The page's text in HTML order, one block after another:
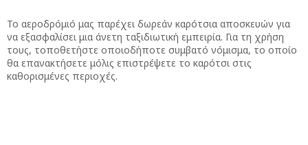
Το αεροδρόμιό μας παρέχει δωρεάν καρότσια αποσκευών για
να εξασφαλίσει μια άνετη ταξιδιωτική εμπειρία. Για τη χρήση
τους, τοποθετήστε οποιοδήποτε συμβατό νόμισμα, το οποίο
θα επανακτήσετε μόλις επιστρέψετε το καρότσι στις
καθορισμένες περιοχές.